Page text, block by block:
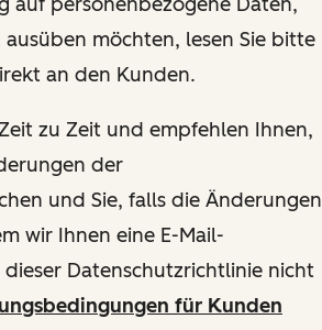
möchten, lesen Sie bitte
an den Kunden.
zu Zeit und empfehlen Ihnen,
der
und Sie, falls die Änderungen
wir Ihnen eine E-Mail-
Datenschutzrichtlinie nicht
für Kunden